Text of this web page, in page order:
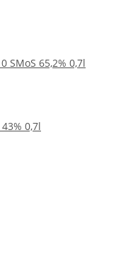
SMoS 65,2% 0,7l